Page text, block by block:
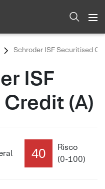
Schroder ISF Securitised
ISF
(A)
40
Risco
(0-100)